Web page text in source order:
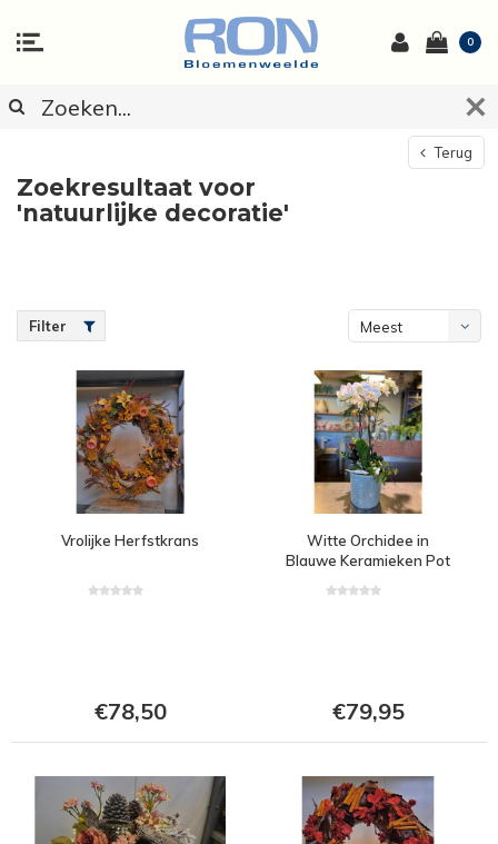
0
Terug
Zoekresultaat voor
'natuurlijke decoratie'
Filter
Meest
Vrolijke Herfstkrans
€78,50
Witte Orchidee in
Blauwe Keramieken Pot
€79,95